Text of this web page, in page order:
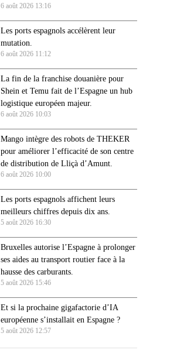
6 août 2026 13:16
Les ports espagnols accélèrent leur
mutation.
6 août 2026 11:12
La fin de la franchise douanière pour
Shein et Temu fait de l’Espagne un hub
logistique européen majeur.
6 août 2026 10:03
Mango intègre des robots de THEKER
pour améliorer l’efficacité de son centre
de distribution de Lliçà d’Amunt.
6 août 2026 10:00
Les ports espagnols affichent leurs
meilleurs chiffres depuis dix ans.
5 août 2026 16:30
Bruxelles autorise l’Espagne à prolonger
ses aides au transport routier face à la
hausse des carburants.
5 août 2026 15:46
Et si la prochaine gigafactorie d’IA
européenne s’installait en Espagne ?
5 août 2026 12:57